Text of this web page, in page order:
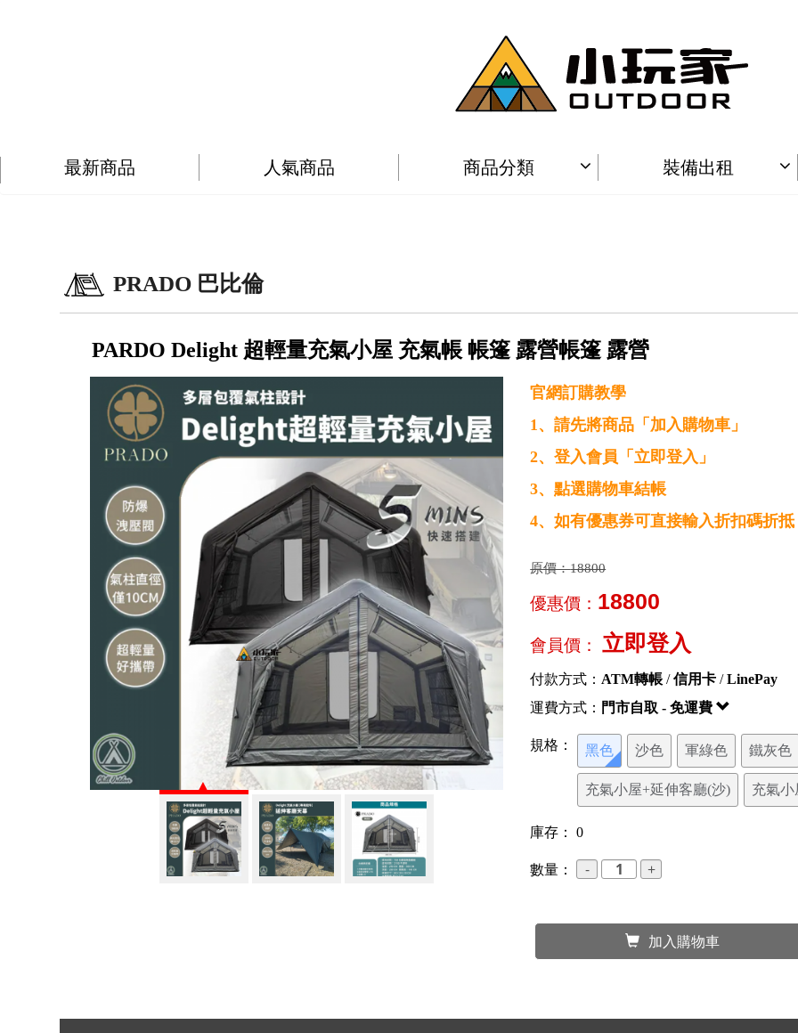
最新商品 人氣商品 商品分類 裝備出租
PRADO 巴比倫
PARDO Delight 超輕量充氣小屋 充氣帳 帳篷 露營帳篷 露營
官網訂購教學
1、請先將商品「加入購物車」
2、登入會員「立即登入」
3、點選購物車結帳
4、如有優惠券可直接輸入折扣碼折抵
原價：18800
優惠價： 18800
會員價：立即登入
付款方式： ATM轉帳 /信用卡 /LinePay
運費方式： 門市自取 - 免運費
規格： 黑色 沙色 軍綠色 鐵灰色
充氣小屋+延伸客廳(沙) 充氣
庫存：0
數量：
加入購物車